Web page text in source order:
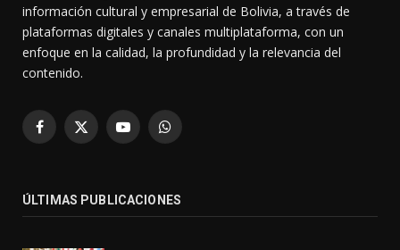
información cultural y empresarial de Bolivia, a través de
plataformas digitales y canales multiplataforma, con un
enfoque en la calidad, la profundidad y la relevancia del
contenido.
Facebook
X
YouTubeWhatsApp
ÚLTIMAS PUBLICACIONES